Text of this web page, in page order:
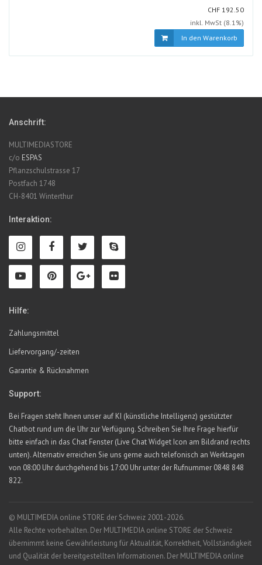
CHF CHF
192.50
inkl. MwSt (8.1%)
In den Warenkorb
Anschrift:
MULTIMEDIASTORE
c/o ESPAS
Pflanzschulstrasse 17
Postfach 1748
CH-8401 Winterthur
Interaktion:
Hilfe:
Zahlungsmittel
Liefervorgang/-zeiten
Garantie & Rücknahmen
Support:
Bei Fragen steht Ihnen unser auf KI (künstliche Intelligenz) gestützter
Chatbot rund um die Uhr zur Verfügung. Schreiben Sie Ihre Frage hierfür
bitte einfach in das Chat Fenster (Live Chat Widget Icon am Bildrand rechts
unten). Alternativ erreichen Sie uns gerne auch telefonisch an Werktagen
von 08:00 Uhr durchgehend bis 17:00 Uhr unter der Rufnummer 0848 848
822.
© MULTIMEDIA online STORE der Schweiz 2001-2026.
Alle Rechte vorbehalten. Der MULTIMEDIA online STORE der Schweiz
übernimmt keine Gewährleistung für Aktualität, Korrektheit, Vollständigkeit
und Qualität der bereitgestellten Informationen. Der MULTIMEDIA online